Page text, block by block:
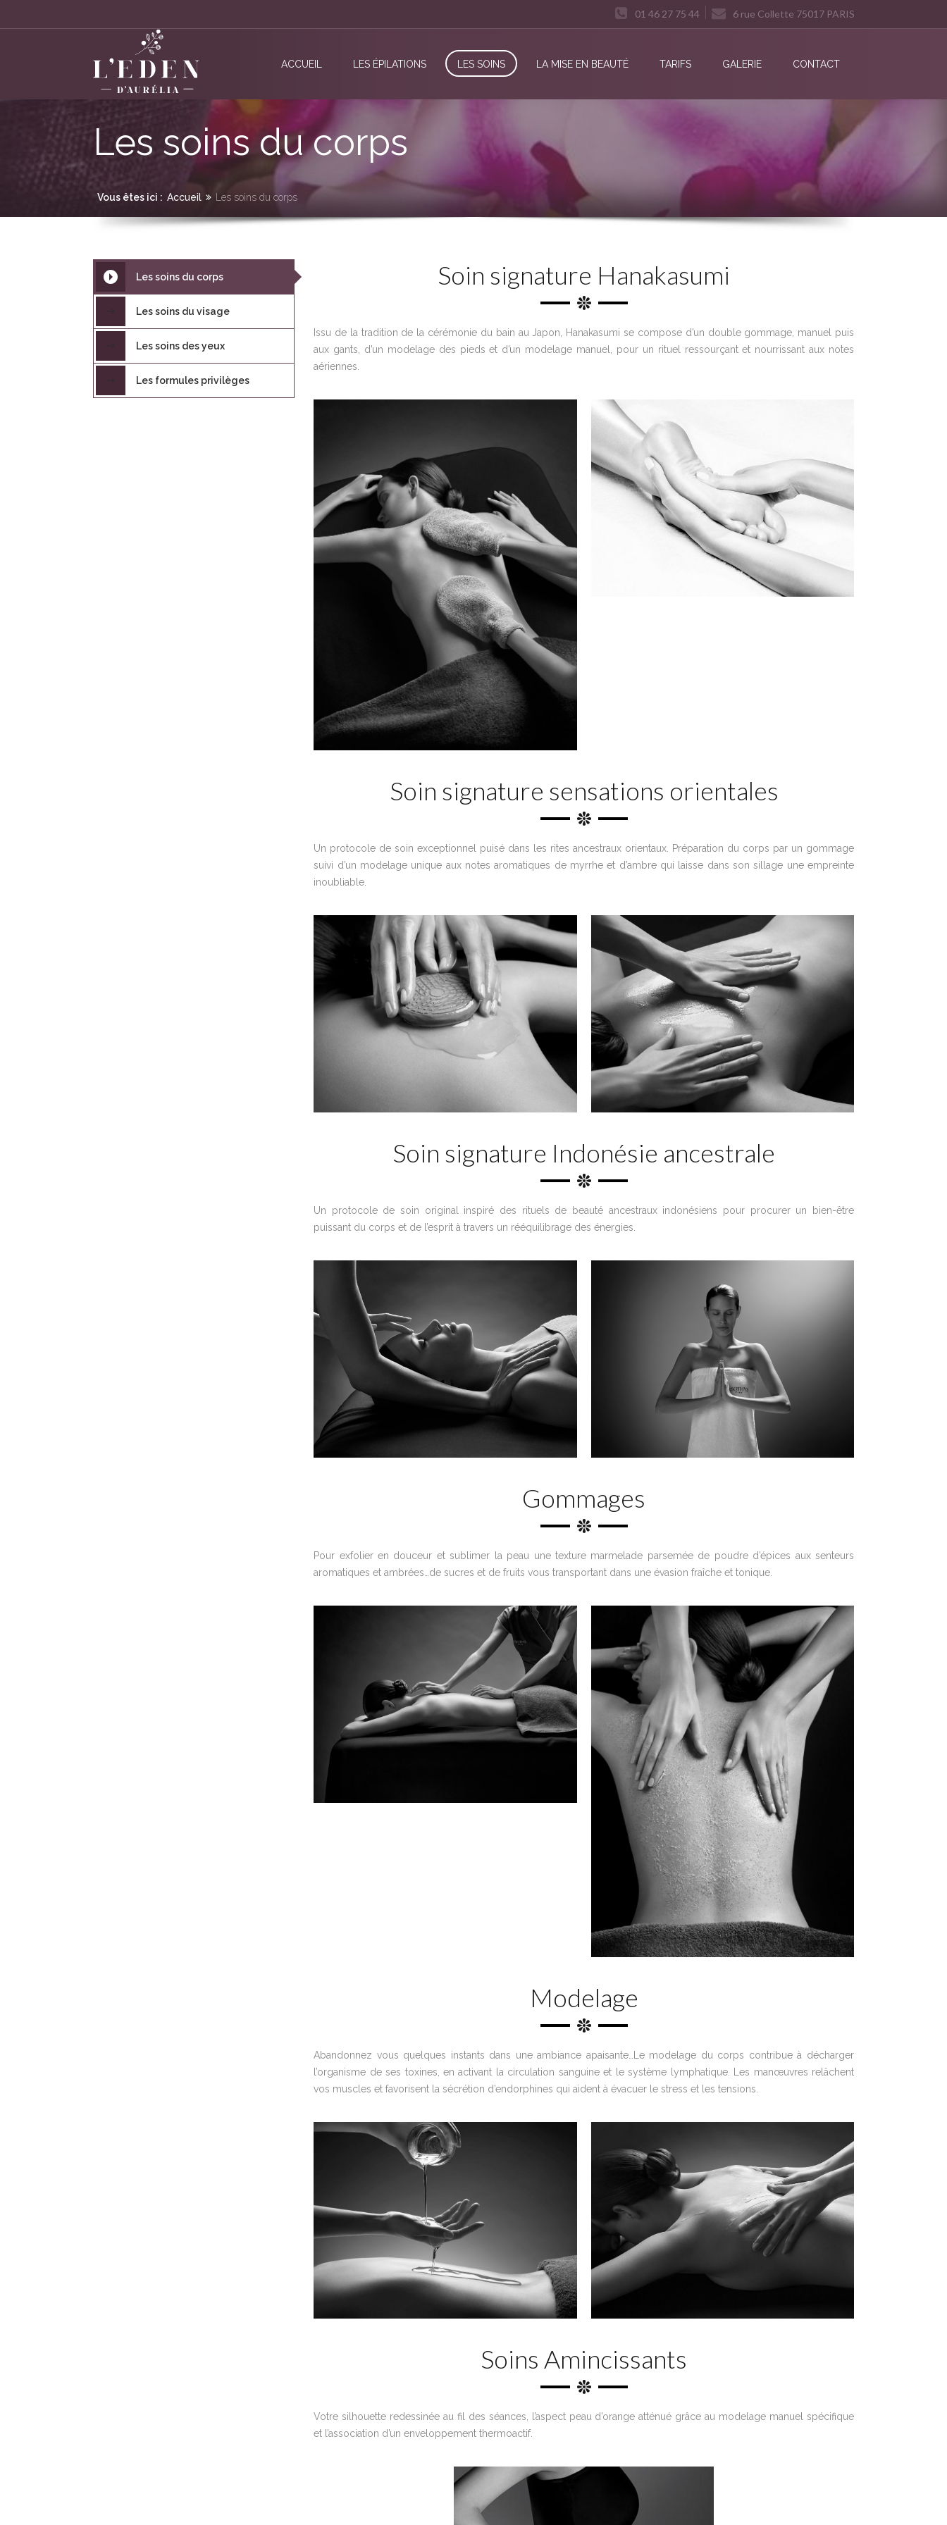
01 46 27 75 44 6 rue Collette 75017 PARIS
ACCUEIL LES ÉPILATIONS LES SOINS LA MISE EN BEAUTÉ TARIFS GALERIE CONTACT
Les soins du corps
Vous êtes ici : Accueil Les soins du corps
Les soins du corps
Les soins du visage
Les soins des yeux
Les formules privilèges
Soin signature Hanakasumi
Issu de la tradition de la cérémonie du bain au Japon, Hanakasumi se compose d’un double gommage, manuel puis
aux gants, d’un modelage des pieds et d’un modelage manuel, pour un rituel ressourçant et nourrissant aux notes
aériennes.
Soin signature sensations orientales
Un protocole de soin exceptionnel puisé dans les rites ancestraux orientaux. Préparation du corps par un gommage
suivi d’un modelage unique aux notes aromatiques de myrrhe et d’ambre qui laisse dans son sillage une empreinte
inoubliable.
Soin signature Indonésie ancestrale
Un protocole de soin original inspiré des rituels de beauté ancestraux indonésiens pour procurer un bien-être
puissant du corps et de l’esprit à travers un rééquilibrage des énergies.
Gommages
Pour exfolier en douceur et sublimer la peau une texture marmelade parsemée de poudre d’épices aux senteurs
aromatiques et ambrées…de sucres et de fruits vous transportant dans une évasion fraîche et tonique.
Modelage
Abandonnez vous quelques instants dans une ambiance apaisante…Le modelage du corps contribue à décharger
l’organisme de ses toxines, en activant la circulation sanguine et le système lymphatique. Les manœuvres relâchent
vos muscles et favorisent la sécrétion d’endorphines qui aident à évacuer le stress et les tensions.
Soins Amincissants
Votre silhouette redessinée au fil des séances, l’aspect peau d’orange atténué grâce au modelage manuel spécifique
et l’association d’un enveloppement thermoactif.